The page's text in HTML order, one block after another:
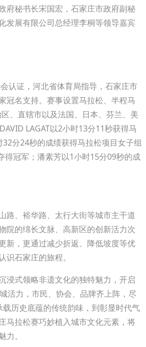
府秘书长宋国宏，石家庄市政府副秘
发展有限公司总经理李桐等领导嘉宾
证，河北省体育局指导，石家庄市
冠名支持。赛事设置马拉松、半程马
、直辖市以及法国、日本、芬兰、美
LAGAT以2小时13分11秒获得马
分24秒的成绩获得马拉松项目女子组
得冠军；潘素芳以1小时15分09秒的成
、裕华路、太行大街等城市主干道
院的绵长文脉、高新区的创新活力次
新，更通过减少折返、降低坡度等优
石家庄的旅程。
式领略非遗文化的独特魅力，开启
活力，市民、协会、品牌齐上阵，尽
历史底蕴的传统韵味，到彰显时代气
马拉松赛巧妙植入城市文化元素，将
。